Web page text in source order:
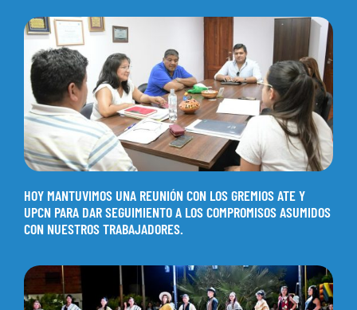
HOY MANTUVIMOS UNA REUNIÓN CON LOS GREMIOS ATE Y
UPCN PARA DAR SEGUIMIENTO A LOS COMPROMISOS ASUMIDOS
CON NUESTROS TRABAJADORES.